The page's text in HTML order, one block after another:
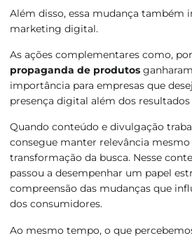
Além disso, essa mudança também
marketing digital.
As ações complementares como,
propaganda de produtos
importância para empresas que
presença digital além dos
Quando conteúdo e divulgação
consegue manter relevância
transformação da busca. Nesse
passou a desempenhar um papel
compreensão das mudanças que
dos consumidores.
Ao mesmo tempo, o que